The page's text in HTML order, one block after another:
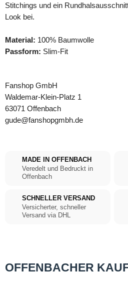
Stitchings und ein
Look bei.
Material: 100% Baumwolle
Passform: Slim-Fit
Fanshop GmbH
Waldemar-Klein-Platz 1
63071 Offenbach
gude@fanshopgmbh.de
MADE IN OFFENBACH
Veredelt und Bedruckt in
Offenbach
SCHNELLER VERSAND
Versicherter, schneller
Versand via DHL
OFFENBACHER